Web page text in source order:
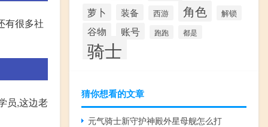
有很多社
员,这边老
萝卜 装备 西游 角色 解锁
谷物 账号 跑跑 都是
骑士
猜你想看的文章
元气骑士新守护神殿外星母舰怎么打